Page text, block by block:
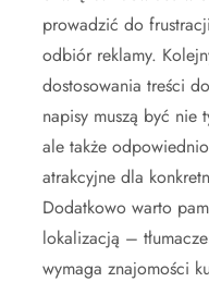
prowadzić do
odbiór reklamy.
dostosowania treści
napisy muszą być nie
ale także
atrakcyjne dla
Dodatkowo warto
lokalizacją –
wymaga znajomości